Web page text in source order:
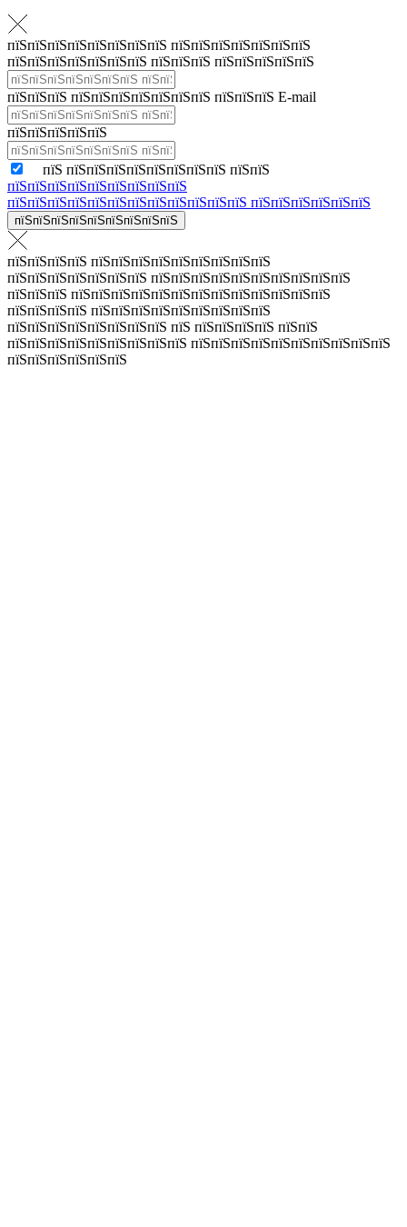
пїЅпїЅпїЅпїЅпїЅпїЅпїЅпїЅ пїЅпїЅпїЅпїЅпїЅпїЅпїЅ
пїЅпїЅпїЅпїЅпїЅпїЅпїЅ пїЅпїЅпїЅ пїЅпїЅпїЅпїЅпїЅ
пїЅпїЅпїЅ пїЅпїЅпїЅпїЅпїЅпїЅпїЅ пїЅпїЅпїЅ E-mail
пїЅпїЅпїЅпїЅпїЅ
пїЅ пїЅпїЅпїЅпїЅпїЅпїЅпїЅпїЅ пїЅпїЅ
пїЅпїЅпїЅпїЅпїЅпїЅпїЅпїЅпїЅ
пїЅпїЅпїЅпїЅпїЅпїЅпїЅпїЅпїЅпїЅпїЅпїЅ пїЅпїЅпїЅпїЅпїЅпїЅ
пїЅпїЅпїЅпїЅпїЅпїЅпїЅпїЅпїЅ
пїЅпїЅпїЅпїЅ пїЅпїЅпїЅпїЅпїЅпїЅпїЅпїЅпїЅ
пїЅпїЅпїЅпїЅпїЅпїЅпїЅ пїЅпїЅпїЅпїЅпїЅпїЅпїЅпїЅпїЅпїЅ
пїЅпїЅпїЅ пїЅпїЅпїЅпїЅпїЅпїЅпїЅпїЅпїЅпїЅпїЅпїЅпїЅ
пїЅпїЅпїЅпїЅ пїЅпїЅпїЅпїЅпїЅпїЅпїЅпїЅпїЅ
пїЅпїЅпїЅпїЅпїЅпїЅпїЅпїЅ пїЅ пїЅпїЅпїЅпїЅ пїЅпїЅ
пїЅпїЅпїЅпїЅпїЅпїЅпїЅпїЅпїЅ пїЅпїЅпїЅпїЅпїЅпїЅпїЅпїЅпїЅпїЅ
пїЅпїЅпїЅпїЅпїЅпїЅ